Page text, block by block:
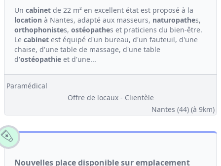
Un cabinet de 22 m² en excellent état est proposé à la
location à Nantes, adapté aux masseurs, naturopathes,
orthophonistes, ostéopathes et praticiens du bien-être.
Le cabinet est équipé d'un bureau, d'un fauteuil, d'une
chaise, d'une table de massage, d'une table
d'ostéopathie et d'une...
Paramédical
Offre de locaux - Clientèle
Nantes (44) (à 9km)
Nouvelles place disponible sur emplacement